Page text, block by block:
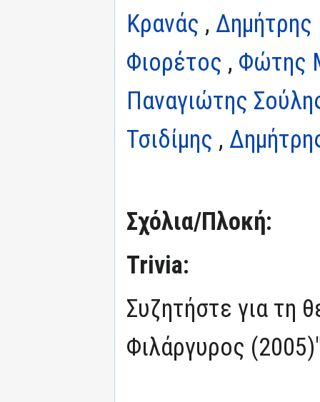
Κρανάς ,
Φιορέτος , Φώτης
Παναγιώτης
Τσιδίμης ,
Σχόλια/Πλοκή:
Trivia:
Συζητήστε για τη
Φιλάργυρος